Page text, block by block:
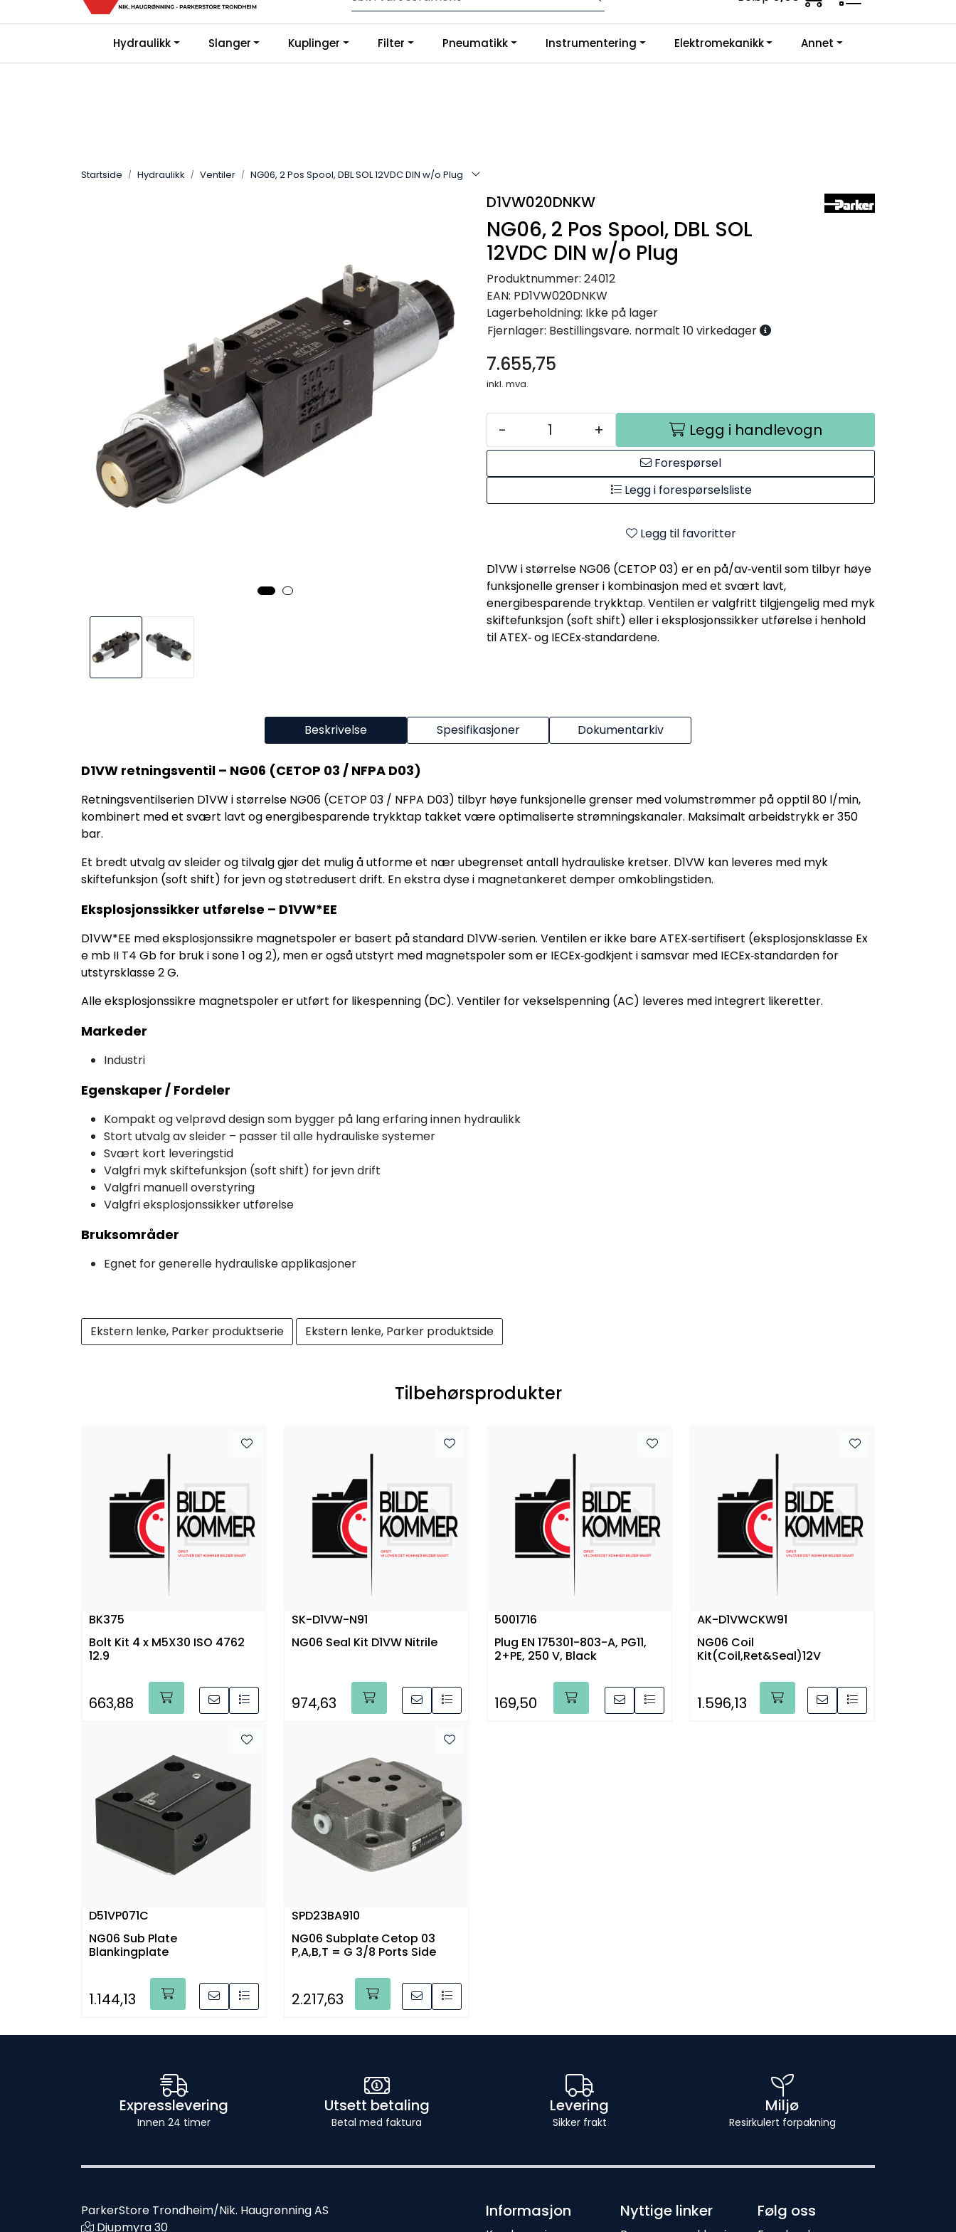
Skip to main content Hasteordre? Vi løser det. Ring oss for expresslevering.
Bli Kunde | FAQ Gi oss en vurdering på Google Infosenter Favoritter Logg inn
Hydraulikk Slanger Kuplinger Filter Pneumatikk Instrumentering Elektromekanikk Annet
Startside Hydraulikk Ventiler NG06, 2 Pos Spool, DBL SOL 12VDC DIN w/o Plug
D1VW020DNKW
NG06, 2 Pos Spool, DBL SOL
12VDC DIN w/o Plug
Produktnummer: 24012
EAN: PD1VW020DNKW
Lagerbeholdning: Ikke på lager
Fjernlager: Bestillingsvare. normalt 10 virkedager
7.655,75
inkl. mva.
- + Legg i handlevogn
Forespørsel
Legg i forespørselsliste
Legg til favoritter
D1VW i størrelse NG06 (CETOP 03) er en på/av‑ventil som tilbyr høye
funksjonelle grenser i kombinasjon med et svært lavt,
energibesparende trykktap. Ventilen er valgfritt tilgjengelig med myk
skiftefunksjon (soft shift) eller i eksplosjonssikker utførelse i henhold
til ATEX‑ og IECEx‑standardene.
Beskrivelse Spesifikasjoner Dokumentarkiv
D1VW retningsventil – NG06 (CETOP 03 / NFPA D03)
Retningsventilserien D1VW i størrelse NG06 (CETOP 03 / NFPA D03) tilbyr høye funksjonelle grenser med volumstrømmer på opptil 80 l/min,
kombinert med et svært lavt og energibesparende trykktap takket være optimaliserte strømningskanaler. Maksimalt arbeidstrykk er 350
bar.
Et bredt utvalg av sleider og tilvalg gjør det mulig å utforme et nær ubegrenset antall hydrauliske kretser. D1VW kan leveres med myk
skiftefunksjon (soft shift) for jevn og støtredusert drift. En ekstra dyse i magnetankeret demper omkoblingstiden.
Eksplosjonssikker utførelse – D1VW*EE
D1VW*EE med eksplosjonssikre magnetspoler er basert på standard D1VW‑serien. Ventilen er ikke bare ATEX‑sertifisert (eksplosjonsklasse Ex
e mb II T4 Gb for bruk i sone 1 og 2), men er også utstyrt med magnetspoler som er IECEx‑godkjent i samsvar med IECEx‑standarden for
utstyrsklasse 2 G.
Alle eksplosjonssikre magnetspoler er utført for likespenning (DC). Ventiler for vekselspenning (AC) leveres med integrert likeretter.
Markeder
Industri
Egenskaper / Fordeler
Kompakt og velprøvd design som bygger på lang erfaring innen hydraulikk
Stort utvalg av sleider – passer til alle hydrauliske systemer
Svært kort leveringstid
Valgfri myk skiftefunksjon (soft shift) for jevn drift
Valgfri manuell overstyring
Valgfri eksplosjonssikker utførelse
Bruksområder
Egnet for generelle hydrauliske applikasjoner
Ekstern lenke, Parker produktserie Ekstern lenke, Parker produktside
Tilbehørsprodukter
BK375
Bolt Kit 4 x M5X30 ISO 4762
12.9
663,88
SK-D1VW-N91
NG06 Seal Kit D1VW Nitrile
974,63
5001716
Plug EN 175301-803-A, PG11,
2+PE, 250 V, Black
169,50
AK-D1VWCKW91
NG06 Coil
Kit(Coil,Ret&Seal)12V
1.596,13
D51VP071C
NG06 Sub Plate
Blankingplate
1.144,13
SPD23BA910
NG06 Subplate Cetop 03
P,A,B,T = G 3/8 Ports Side
2.217,63
Expresslevering
Innen 24 timer
Utsett betaling
Betal med faktura
Levering
Sikker frakt
Miljø
Resirkulert forpakning
ParkerStore Trondheim/Nik. Haugrønning AS
Djupmyra 30
Informasjon Nyttige linker Følg oss